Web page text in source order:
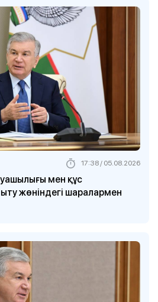
мен құс
жөніндегі шаралармен
17:38 / 05.08.2026